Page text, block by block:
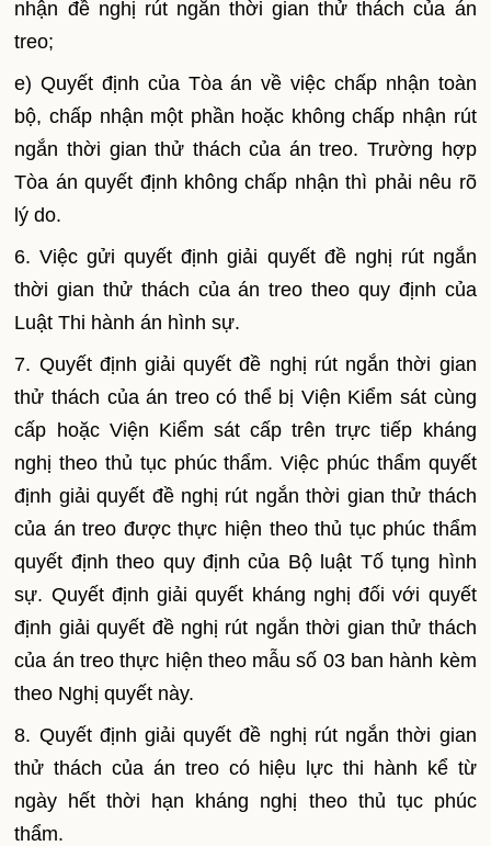
nhận đề nghị rút ngắn thời gian thử thách của án
treo;
e) Quyết định của Tòa án về việc chấp nhận toàn
bộ, chấp nhận một phần hoặc không chấp nhận rút
ngắn thời gian thử thách của án treo. Trường hợp
Tòa án quyết định không chấp nhận thì phải nêu rõ
lý do.
6. Việc gửi quyết định giải quyết đề nghị rút ngắn
thời gian thử thách của án treo theo quy định của
Luật Thi hành án hình sự.
7. Quyết định giải quyết đề nghị rút ngắn thời gian
thử thách của án treo có thể bị Viện Kiểm sát cùng
cấp hoặc Viện Kiểm sát cấp trên trực tiếp kháng
nghị theo thủ tục phúc thẩm. Việc phúc thẩm quyết
định giải quyết đề nghị rút ngắn thời gian thử thách
của án treo được thực hiện theo thủ tục phúc thẩm
quyết định theo quy định của Bộ luật Tố tụng hình
sự. Quyết định giải quyết kháng nghị đối với quyết
định giải quyết đề nghị rút ngắn thời gian thử thách
của án treo thực hiện theo mẫu số 03 ban hành kèm
theo Nghị quyết này.
8. Quyết định giải quyết đề nghị rút ngắn thời gian
thử thách của án treo có hiệu lực thi hành kể từ
ngày hết thời hạn kháng nghị theo thủ tục phúc
thẩm.